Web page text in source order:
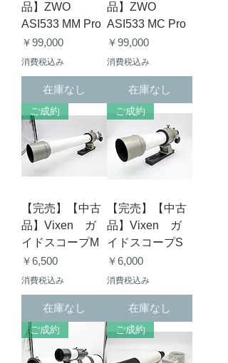
品】ZWO
ASI533 MM Pro
価格
￥99,000
消費税込み
在庫なし
品】ZWO
ASI533 MC Pro
価格
￥99,000
消費税込み
在庫なし
ご成約
【完売】【中古
品】Vixen ガ
イドスコープM
価格
￥6,500
消費税込み
在庫なし
ご成約
【完売】【中古
品】Vixen ガ
イドスコープS
価格
￥6,000
消費税込み
在庫なし
ご成約 ご成約